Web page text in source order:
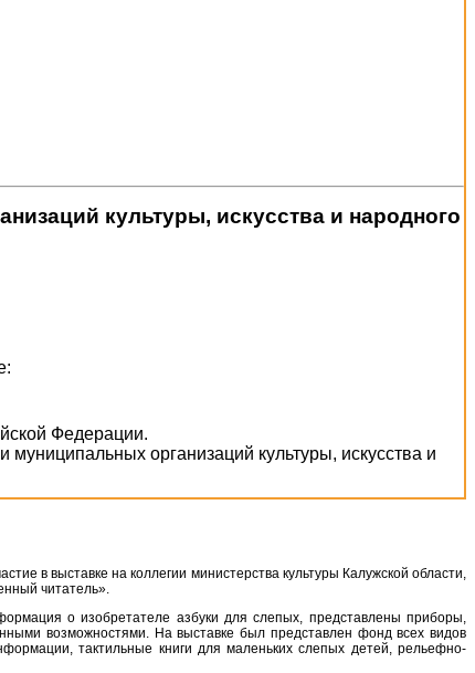
культуры, искусства и народного
Федерации.
организаций культуры, искусства и
в выставке на коллегии министерства культуры Калужской области,
читатель».
о изобретателе азбуки для слепых, представлены приборы,
возможностями. На выставке был представлен фонд всех видов
тактильные книги для маленьких слепых детей, рельефно-